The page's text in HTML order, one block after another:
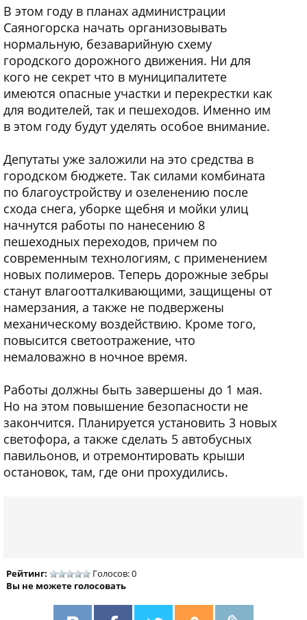
В этом году в планах администрации
Саяногорска начать организовывать
нормальную, безаварийную схему
городского дорожного движения. Ни для
кого не секрет что в муниципалитете
имеются опасные участки и перекрестки как
для водителей, так и пешеходов. Именно им
в этом году будут уделять особое внимание.
Депутаты уже заложили на это средства в
городском бюджете. Так силами комбината
по благоустройству и озеленению после
схода снега, уборке щебня и мойки улиц
начнутся работы по нанесению 8
пешеходных переходов, причем по
современным технологиям, с применением
новых полимеров. Теперь дорожные зебры
станут влагоотталкивающими, защищены от
намерзания, а также не подвержены
механическому воздействию. Кроме того,
повысится светоотражение, что
немаловажно в ночное время.
Работы должны быть завершены до 1 мая.
Но на этом повышение безопасности не
закончится. Планируется установить 3 новых
светофора, а также сделать 5 автобусных
павильонов, и отремонтировать крыши
остановок, там, где они прохудились.
Рейтинг:
Голосов: 0
Вы не можете голосовать